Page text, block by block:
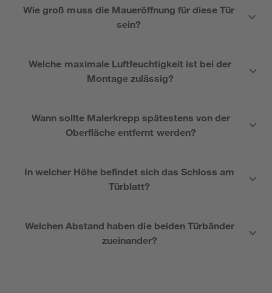
Wie groß muss die Maueröffnung für diese Tür
sein?
Welche maximale Luftfeuchtigkeit ist bei der
Montage zulässig?
Wann sollte Malerkrepp spätestens von der
Oberfläche entfernt werden?
In welcher Höhe befindet sich das Schloss am
Türblatt?
Welchen Abstand haben die beiden Türbänder
zueinander?